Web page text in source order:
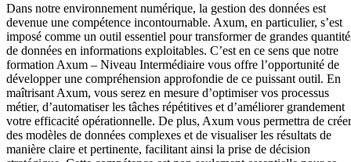
Dans notre environnement numérique, la gestion des données est
devenue une compétence incontournable. Axum, en particulier, s’est
imposé comme un outil essentiel pour transformer de grandes
de données en informations exploitables. C’est en ce sens que notre
formation Axum – Niveau Intermédiaire vous offre l’opportunité de
développer une compréhension approfondie de ce puissant outil. En
maîtrisant Axum, vous serez en mesure d’optimiser vos processus
métier, d’automatiser les tâches répétitives et d’améliorer grandement
votre efficacité opérationnelle. De plus, Axum vous permettra de créer
des modèles de données complexes et de visualiser les résultats de
manière claire et pertinente, facilitant ainsi la prise de décision